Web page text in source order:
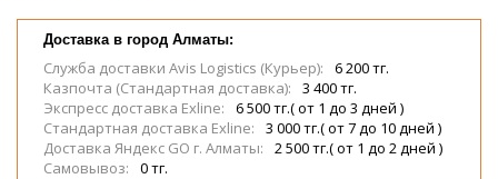
Доставка в город Алматы:
Служба доставки Avis Logistics (Курьер):
6 200 тг.
Казпочта (Стандартная доставка):
3 400 тг.
Экспресс доставка Exline:
6 500 тг.( от 1 до 3 дней )
Стандартная доставка Exline:
3 000 тг.( от 7 до 10 дней )
Доставка Яндекс GO г. Алматы:
2 500 тг.( от 1 до 2 дней )
Самовывоз:
0 тг.